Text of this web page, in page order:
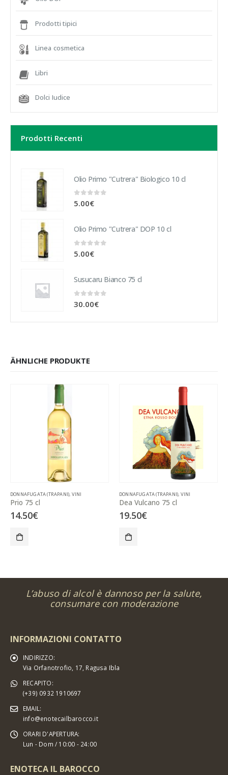
Prodotti tipici
Linea cosmetica
Libri
Dolci Iudice
Prodotti Recenti
Olio Primo "Cutrera" Biologico 10 cl
0 out of 5
5.00€
Olio Primo "Cutrera" DOP 10 cl
0 out of 5
5.00€
Susucaru Bianco 75 cl
0 out of 5
30.00€
ÄHNLICHE PRODUKTE
DONNAFUGATA (TRAPANI), VINI
Prio 75 cl
14.50€
DONNAFUGATA (TRAPANI), VINI
Dea Vulcano 75 cl
19.50€
L’abuso di alcol è dannoso per la salute,
consumare con moderazione
INFORMAZIONI CONTATTO
INDIRIZZO:
Via Orfanotrofio, 17, Ragusa Ibla
RECAPITO:
(+39) 0932 1910697
EMAIL:
info@enotecailbarocco.it
ORARI D'APERTURA:
Lun - Dom / 10:00 - 24:00
ENOTECA IL BAROCCO